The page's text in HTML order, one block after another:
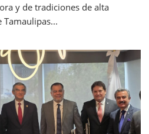
y de tradiciones de alta
Tamaulipas...